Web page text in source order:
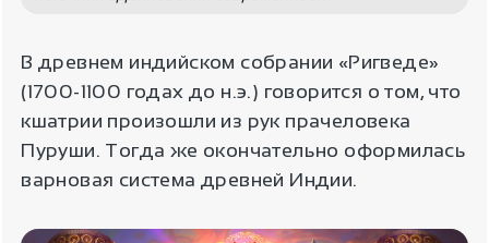
В древнем индийском собрании «Ригведе»
(1700-1100 годах до н.э.) говорится о том, что
кшатрии произошли из рук прачеловека
Пуруши. Тогда же окончательно оформилась
варновая система древней Индии.